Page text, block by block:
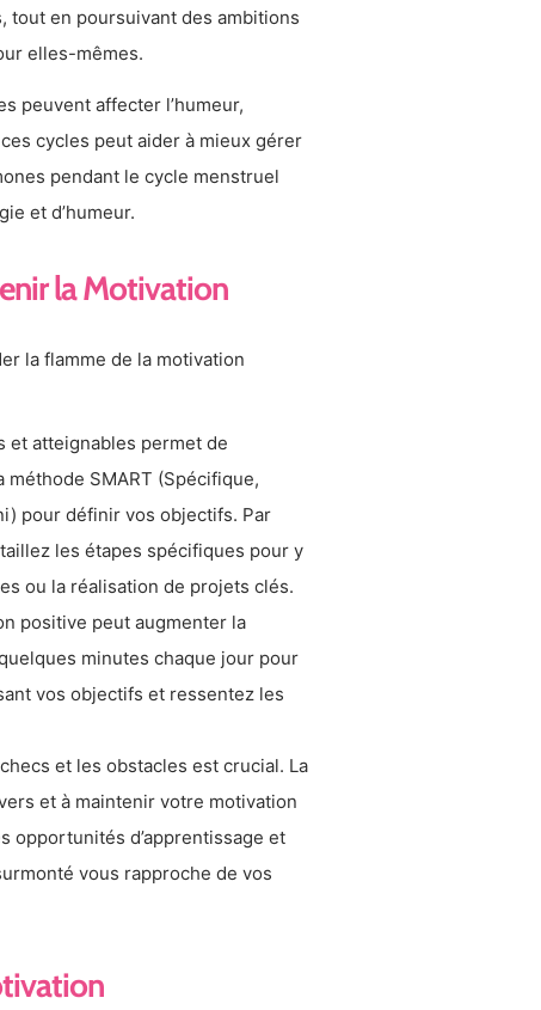
tout en poursuivant des ambitions
elles-mêmes.
peuvent affecter l’humeur,
cycles peut aider à mieux gérer
pendant le cycle menstruel
et d’humeur.
la Motivation
la flamme de la motivation
et atteignables permet de
SMART (Spécifique,
pour définir vos objectifs. Par
les étapes spécifiques pour y
ou la réalisation de projets clés.
positive peut augmenter la
minutes chaque jour pour
vos objectifs et ressentez les
et les obstacles est crucial. La
et à maintenir votre motivation
opportunités d’apprentissage et
vous rapproche de vos